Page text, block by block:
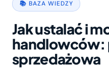
📚 BAZA WIEDZY
Jak ustalać i
handlowców:
sprzedażowa